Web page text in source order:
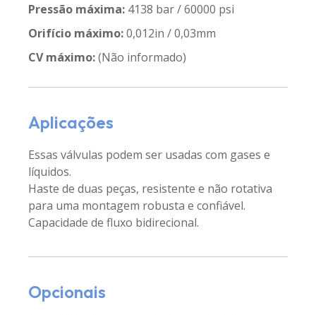
Pressão máxima: 4138 bar / 60000 psi
Orifício máximo:0,012in / 0,03mm
CV máximo:(Não informado)
Aplicações
Essas válvulas podem ser usadas com gases e
líquidos.
Haste de duas peças, resistente e não rotativa
para uma montagem robusta e confiável.
Capacidade de fluxo bidirecional.
Opcionais